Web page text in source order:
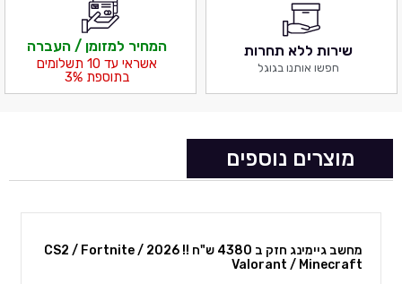
שירות ללא תחרות
חפשו אותנו בגוגל
המחיר למזומן / העברה
אשראי עד 10 תשלומים
בתוספת 3%
מוצרים נוספים
מחשב גיימינג חזק ב 4380 ש"ח !! 2026 CS2 / Fortnite /
Valorant / Minecraft